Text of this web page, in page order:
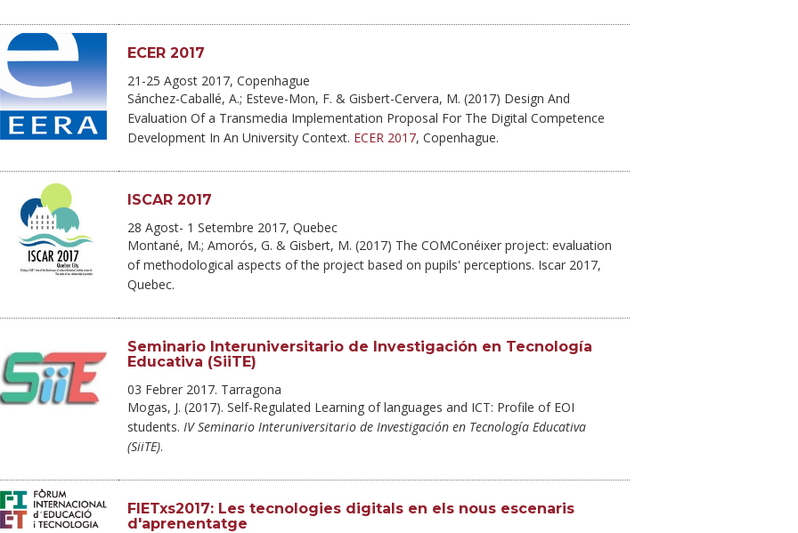
ECER 2017
21-25 Agost 2017, Copenhague
Sánchez-Caballé, A.; Esteve-Mon, F. & Gisbert-Cervera, M. (2017) Design And
Evaluation Of a Transmedia Implementation Proposal For The Digital Competence
Development In An University Context. ECER 2017, Copenhague.
ISCAR 2017
28 Agost- 1 Setembre 2017, Quebec
Montané, M.; Amorós, G. & Gisbert, M. (2017) The COMConéixer project: evaluation
of methodological aspects of the project based on pupils' perceptions. Iscar 2017,
Quebec.
Seminario Interuniversitario de Investigación en Tecnología
Educativa (SiiTE)
03 Febrer 2017. Tarragona
Mogas, J. (2017). Self-Regulated Learning of languages and ICT: Profile of EOI
students. IV Seminario Interuniversitario de Investigación en Tecnología Educativa
(SiiTE).
FIETxs2017: Les tecnologies digitals en els nous escenaris
d'aprenentatge